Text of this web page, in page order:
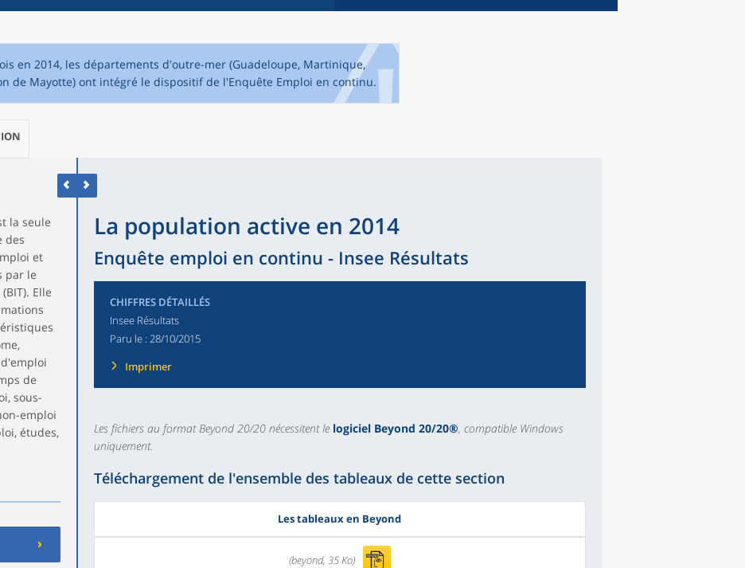
en 2014, les départements d'outre-mer (Guadeloupe, Martinique,
de Mayotte) ont intégré le dispositif de l'Enquête Emploi en continu.
la seule
des
et
par le
Elle
de
sous-
emploi
études,
La population active en 2014
Enquête emploi en continu - Insee Résultats
CHIFFRES DÉTAILLÉS
Insee Résultats
Paru le : 28/10/2015
Imprimer
Les fichiers au format Beyond 20/20 nécessitent le logiciel Beyond 20/20®, compatible Windows
uniquement.
Téléchargement de l'ensemble des tableaux de cette section
Les tableaux en Beyond
(beyond, 35 Ko)